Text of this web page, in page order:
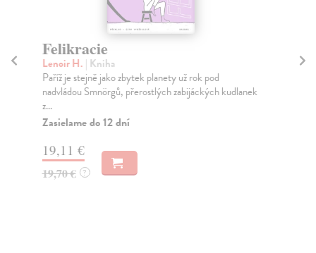
Felikracie
Lenoir H. | Kniha
Paříž je stejně jako zbytek planety už rok pod
nadvládou Smnörgů, přerostlých zabijáckých kudlanek
z...
Zasielame do 12 dní
19,11 €
19,70 € ?